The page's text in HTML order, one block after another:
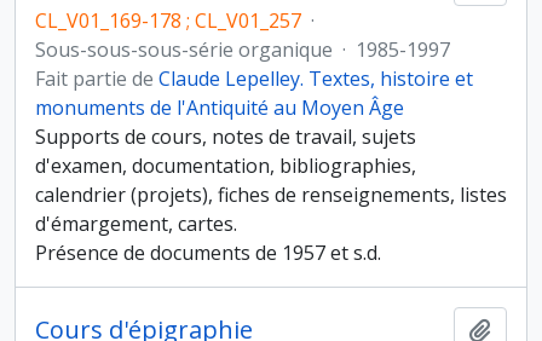
CL_V01_169-178 ; CL_V01_257 ·
Sous-sous-sous-série organique · 1985-1997
Fait partie de Claude Lepelley. Textes, histoire et
monuments de l'Antiquité au Moyen Âge
Supports de cours, notes de travail, sujets
d'examen, documentation, bibliographies,
calendrier (projets), fiches de renseignements, listes
d'émargement, cartes.
Présence de documents de 1957 et s.d.
Cours d'épigraphie